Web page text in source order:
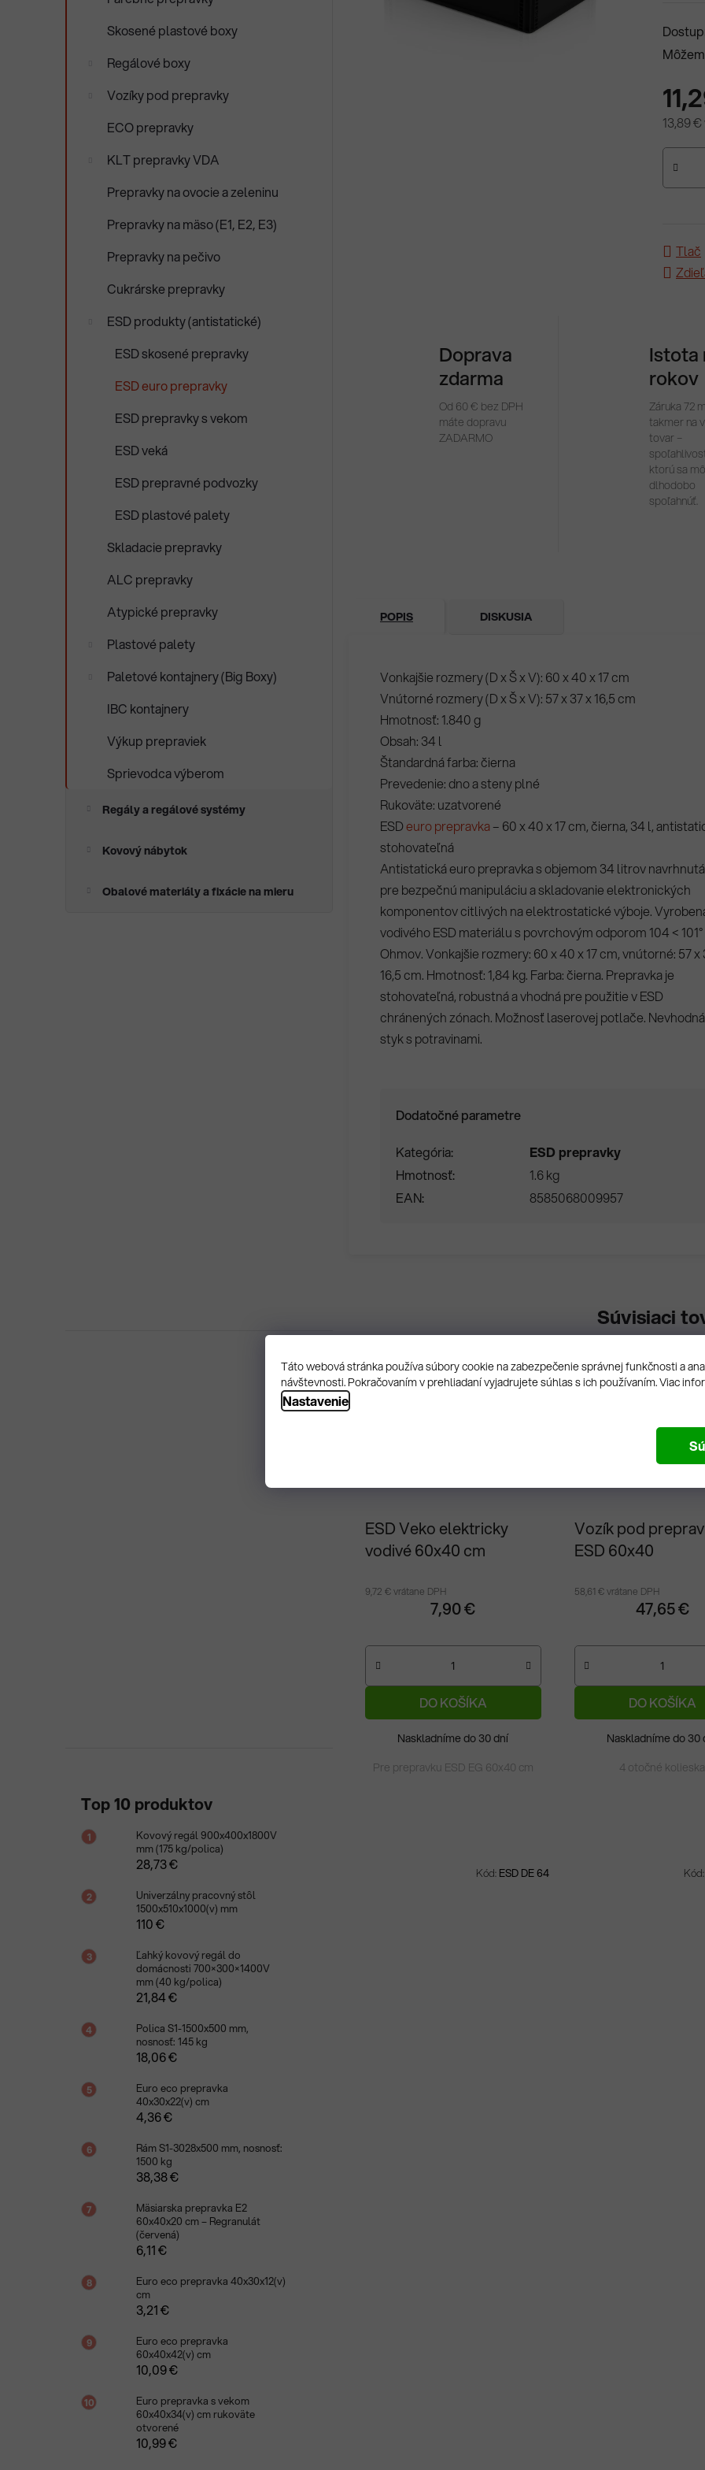
Táto webová stránka používa súbory cookie na zabezpečenie správnej funkčnosti a
návštevnosti. Pokračovaním v prehliadaní vyjadrujete súhlas s ich používaním. Viac
Nastavenie
Skosené plastové boxy
Regálové boxy
Vozíky pod prepravky
ECO prepravky
KLT prepravky VDA
Prepravky na ovocie a zeleninu
Prepravky na mäso (E1, E2, E3)
Prepravky na pečivo
Cukrárske prepravky
ESD produkty (antistatické)
ESD skosené prepravky
ESD euro prepravky
ESD prepravky s vekom
ESD veká
ESD prepravné podvozky
ESD plastové palety
Skladacie prepravky
ALC prepravky
Atypické prepravky
Plastové palety
Paletové kontajnery (Big Boxy)
IBC kontajnery
Výkup prepraviek
Sprievodca výberom
Regály a regálové systémy
Kovový nábytok
Obalové materiály a fixácie na mieru
Top 10 produktov
Kovový regál 900x400x1800V
mm (175 kg/polica)
28,73 €
Univerzálny pracovný stôl
1500x510x1000(v) mm
110 €
Ľahký kovový regál do
domácnosti 700×300×1400V
mm (40 kg/polica)
21,84 €
Polica S1-1500x500 mm,
nosnosť: 145 kg
18,06 €
Euro eco prepravka
40x30x22(v) cm
4,36 €
Rám S1-3028x500 mm, nosnosť:
1500 kg
38,38 €
Mäsiarska prepravka E2
60x40x20 cm – Regranulát
(červená)
6,11 €
Euro eco prepravka 40x30x12(v)
cm
3,21 €
Euro eco prepravka
60x40x42(v) cm
10,09 €
Euro prepravka s vekom
60x40x34(v) cm rukoväte
otvorené
10,99 €
13,89
Tlač
Doprava
zdarma
Od 60 € bez DPH
máte dopravu
ZADARMO
Istota
rokov
Záruka 72
takmer na
tovar –
ktorú sa
dlhodobo
spoľahnúť.
POPIS DISKUSIA
Vonkajšie rozmery (D x Š x V): 60 x 40 x 17 cm
Vnútorné rozmery (D x Š x V): 57 x 37 x 16,5 cm
Hmotnosť: 1.840 g
Obsah: 34 l
Štandardná farba: čierna
Prevedenie: dno a steny plné
Rukoväte: uzatvorené
ESDeuro prepravka – 60 x 40 x 17 cm, čierna, 34 l,
stohovateľná
Antistatická euro prepravka s objemom 34 litrov navrhnutá
pre bezpečnú manipuláciu a skladovanie elektronických
komponentov citlivých na elektrostatické výboje.
vodivého ESD materiálu s povrchovým odporom 104 < 101°
Ohmov. Vonkajšie rozmery: 60 x 40 x 17 cm, vnútorné: 57 x
16,5 cm. Hmotnosť: 1,84 kg. Farba: čierna. Prepravka je
stohovateľná, robustná a vhodná pre použitie v ESD
chránených zónach. Možnosť laserovej potlače.
styk s potravinami.
Dodatočné parametre
Kategória
ESD prepravky
Hmotnosť
1.6 kg
EAN
8585068009957
Súvisiaci
ESD Veko elektricky
vodivé 60x40 cm
9,72 € vrátane DPH
7,90 €
DO KOŠÍKA
Naskladníme do 30 dní
Pre prepravku ESD EG 60x40 cm
Kód: ESD DE 64
Vozík pod
ESD 60x40
58,61 € vrátane DPH
47,65 €
DO KOŠÍKA
Naskladníme do 30
4 otočné kolieska
Kód: